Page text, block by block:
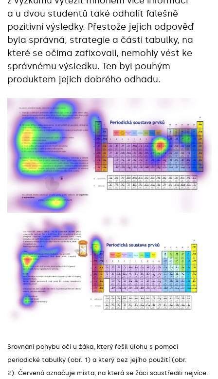
a u dvou studentů také odhalit falešně
pozitivní výsledky. Přestože jejich odpověď
byla správná, strategie a části tabulky, na
které se očima zafixovali, nemohly vést ke
správnému výsledku. Ten byl pouhým
produktem jejich dobrého odhadu.
Srovnání pohybu očí u žáka, který řešil úlohu s pomocí
periodické tabulky (obr. 1) a který bez jejího použití (obr.
2). Červená označuje místa, na která se žáci soustředili nejvíce.